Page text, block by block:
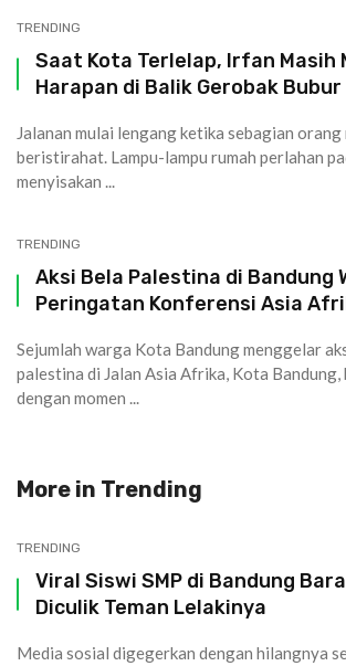
TRENDING
Saat Kota Terlelap, Irfan Masih
Harapan di Balik Gerobak Bubur
Jalanan mulai lengang ketika sebagian orang
beristirahat. Lampu-lampu rumah perlahan
menyisakan ...
TRENDING
Aksi Bela Palestina di Bandung
Peringatan Konferensi Asia
Sejumlah warga Kota Bandung menggelar
palestina di Jalan Asia Afrika, Kota
dengan momen ...
More in Trending
TRENDING
Viral Siswi SMP di Bandung
Diculik Teman Lelakinya
Media sosial digegerkan dengan hilangnya